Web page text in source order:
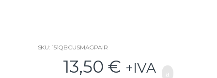
SKU: 151QBCUSMAGPAIR
13,50 € +IVA